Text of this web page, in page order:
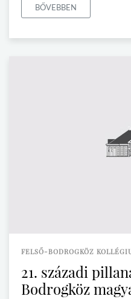
BŐVEBBEN
FELSŐ-BODROGKÖZ
21. századi
Bodrogköz